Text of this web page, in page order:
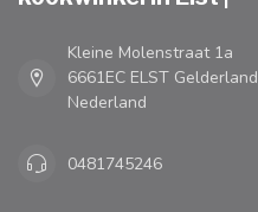
Kleine Molenstraat 1a
6661EC ELST Gelderland
Nederland
0481745246